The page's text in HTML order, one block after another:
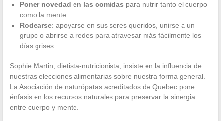
Poner novedad en las comidas para nutrir tanto el cuerpo
como la mente
Rodearse: apoyarse en sus seres queridos, unirse a un
grupo o abrirse a redes para atravesar más fácilmente los
días grises
Sophie Martin, dietista-nutricionista, insiste en la influencia de
nuestras elecciones alimentarias sobre nuestra forma general.
La Asociación de naturópatas acreditados de Quebec pone
énfasis en los recursos naturales para preservar la sinergia
entre cuerpo y mente.